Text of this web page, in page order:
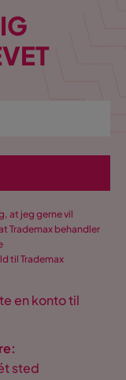
at jeg gerne vil
Trademax behandler
til Trademax
en konto til
sted